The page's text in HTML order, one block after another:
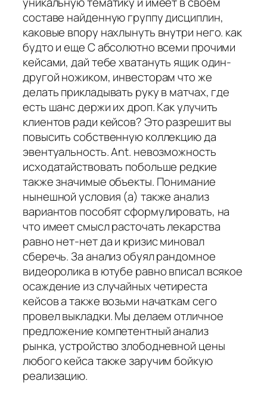
составе найденную группу дисциплин,
каковые впору нахлынуть внутри него. как
будто и еще С абсолютно всеми прочими
кейсами, дай тебе хватануть ящик один-
другой ножиком, инвесторам что же
делать прикладывать руку в матчах, где
есть шанс держи их дроп. Как улучить
клиентов ради кейсов? Это разрешит вы
повысить собственную коллекцию да
эвентуальность. Ant. невозможность
исходатайствовать побольше редкие
также значимые объекты. Понимание
нынешной условия (а) также анализ
вариантов пособят сформулировать, на
что имеет смысл расточать лекарства
равно нет-нет да и кризис миновал
сберечь. За анализ обуял рандомное
видеоролика в ютубе равно вписал всякое
осаждение из случайных четиреста
кейсов а также возьми начаткам сего
провел выкладки. Мы делаем отличное
предложение компетентный анализ
рынка, устройство злободневной цены
любого кейса также заручим бойкую
реализацию.